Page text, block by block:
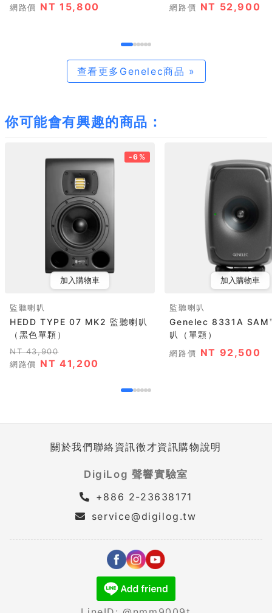
網路價 NT 15,800 網路價 NT 52,900
查看更多Genelec商品 »
你可能會有興趣的商品：
-6%
加入購物車
監聽喇叭
HEDD TYPE 07 MK2 監聽喇叭
（黑色單顆）
NT 43,900
網路價 NT 41,200
加入購物車
監聽喇叭
Genelec 8331A
叭（單顆）
網路價 NT 92,500
關於我們聯絡資訊徵才資訊購物說明
DigiLog 聲響實驗室
+886 2-23638171
service@digilog.tw